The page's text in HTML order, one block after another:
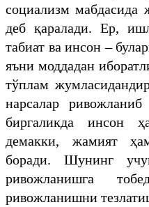
социализм мабдасида
деб қаралади. Ер,
табиат ва инсон –
яъни моддадан
тўплам
нарсалар
биргаликда инсон
демакки, жамият
боради. Шунинг
ривожланишга
ривожланишни